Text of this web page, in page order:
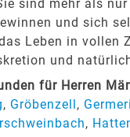
sind mehr als
und sich
Leben in vollen
und
für Herren
, Gröbenzell,
,